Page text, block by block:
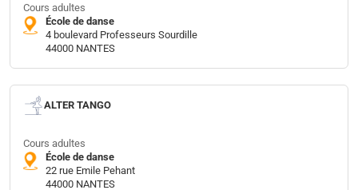
Cours adultes
École de danse
4 boulevard Professeurs Sourdille
44000 NANTES
ALTER TANGO
Cours adultes
École de danse
22 rue Emile Pehant
44000 NANTES